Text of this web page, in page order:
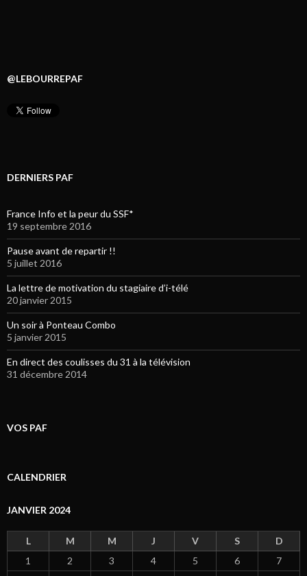
@LEBOURREPAF
DERNIERS PAF
France Info et la peur du SSF*
19 septembre 2016
Pause avant de repartir !!
5 juillet 2016
La lettre de motivation du stagiaire d’i-télé
20 janvier 2015
Un soir à Ponteau Combo
5 janvier 2015
En direct des coulisses du 31 à la télévision
31 décembre 2014
VOS PAF
CALENDRIER
JANVIER 2024
L M M J V S
D
1
2 3 4 5 6
7